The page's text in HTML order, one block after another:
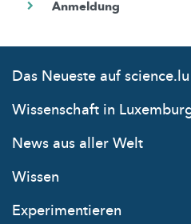
Das Neueste auf science.lu
Wissenschaft in
News aus aller Welt
Wissen
Experimentieren